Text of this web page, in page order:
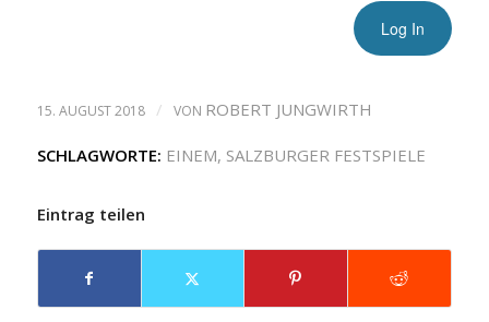
15. AUGUST 2018 / VON ROBERT JUNGWIRTH
SCHLAGWORTE: EINEM, SALZBURGER FESTSPIELE
Eintrag teilen